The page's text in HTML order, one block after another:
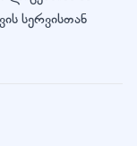
სერვისთან